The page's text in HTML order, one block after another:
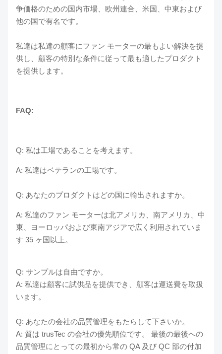
争価格のための国内市場、欧州連合、米国、中東および
他の国で有名です。
私達は私達の顧客にファン モーターの最もよい解決を提
供し、顧客の特別な条件に従って最も適したプロダクト
を提供します。
FAQ:
Q: 私は工場であることを考えます。
A: 私達はベテランの工場です。
Q: あなたのプロダクトはどの国に輸出されますか。
A: 私達のファン モーターは北アメリカ、南アメリカ、中
東、ヨーロッパおよび東南アジアで広く利用されていま
す 35 ヶ国以上。
Q: サンプルは自由ですか。
A: 私達は顧客に試供品を提供でき、顧客は運送費を取扱
います。
Q: あなたの会社の品質管理をもたらして下さいか。
A: 質は trusTec の会社の優先順位です。 最後の最後への
品質管理にとっての最初から常の QA 及び QC 部の付加